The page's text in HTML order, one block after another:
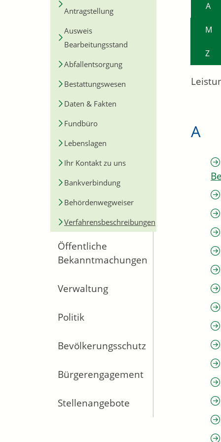
Antragstellung
Ausweis
Bearbeitungsstand
Abfallentsorgung
Bestattungswesen
Daten & Fakten
Fundbüro
Lebenslagen
Ihr Kontakt zu uns
Bankverbindung
Behördenwegweiser
Verfahrensbeschreibungen
Öffentliche
Bekanntmachungen
Verwaltung
Politik
Bevölkerungsschutz
Bürgerengagement
Stellenangebote
A
M
Z
A